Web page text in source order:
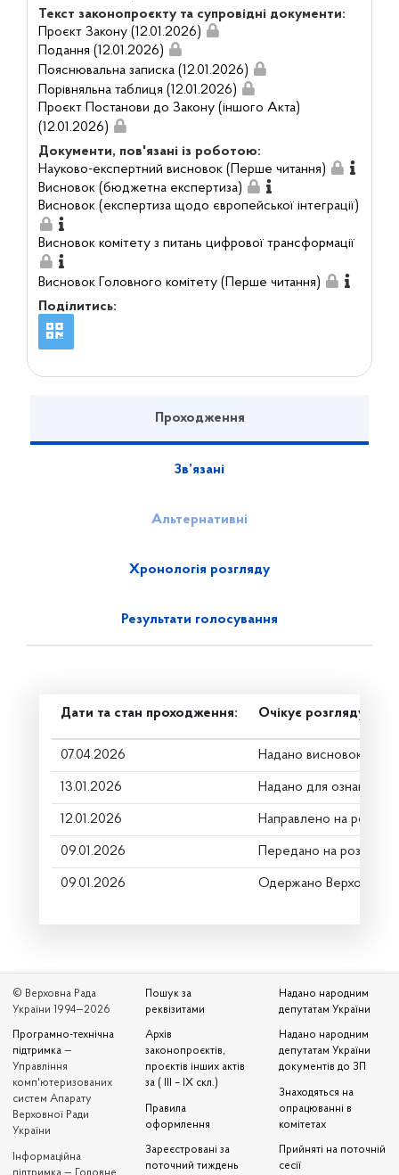
Текст законопроєкту та супровідні документи:
Проєкт Закону (12.01.2026)
Подання (12.01.2026)
Пояснювальна записка (12.01.2026)
Порівняльна таблиця (12.01.2026)
Проєкт Постанови до Закону (іншого Акта)
(12.01.2026)
Документи, пов'язані із роботою:
Науково-експертний висновок (Перше читання)
Висновок (бюджетна експертиза)
Висновок (експертиза щодо європейської інтеграції)
Висновок комітету з питань цифрової трансформації
Висновок Головного комітету (Перше читання)
Поділитись:
Проходження
Зв’язані
Альтернативні
Хронологія розгляду
Результати голосування
Дати та стан проходження: Очікує розгляду
07.04.2026 Надано висновок
13.01.2026 Надано для
12.01.2026 Направлено на
09.01.2026 Передано на розгляд
09.01.2026 Одержано Верховною
© Верховна Рада
України 1994—2026
Програмно-технічна
підтримка —
Управління
комп'ютеризованих
систем Апарату
Верховної Ради
України
Iнформаційна
Пошук за
реквізитами
Архів
законопроєктів,
проєктів інших актів
за ( III – IX скл.)
Правила
оформлення
Зареєстровані за
поточний тиждень
Надано народним
депутатам України
Надано народним
депутатам України
документів до ЗП
Знаходяться на
опрацюванні в
комітетах
Прийняті на поточній
сесії